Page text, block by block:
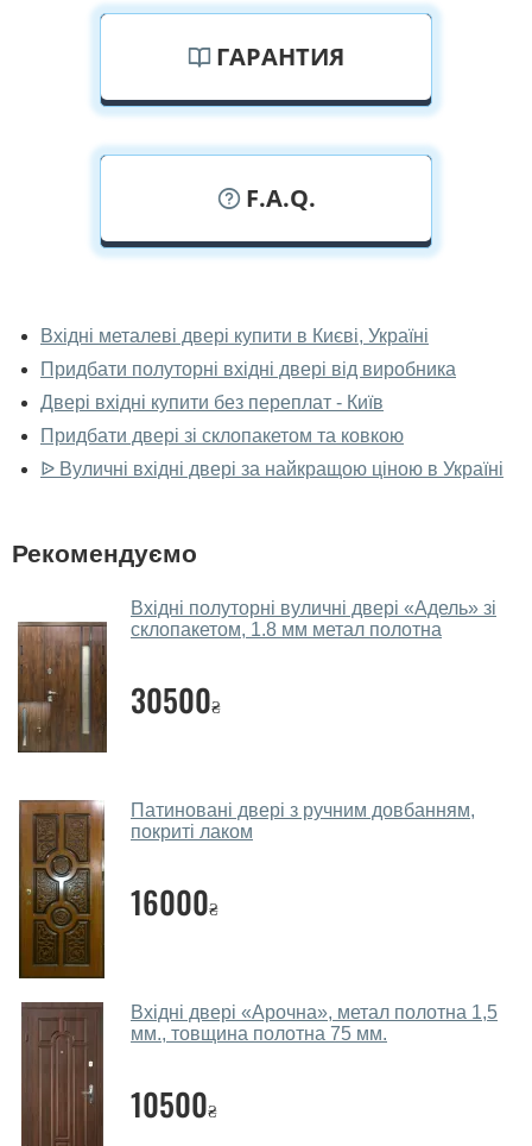
ГАРАНТИЯ
F.A.Q.
наживо?
Так, можна подивитися двері вхідні у нашому
фірмовому салоні-магазині.
У вас великий магазин?
Чи допомагаєте ви вибрати двері
вхідні?
Так. Ми консультуємо покупцівпо телефону, через
месенджери, онлайн-чат або безпосередньо в нашому
салоні-магазині.
параметрів, бюджету та інших факторів. Підбір
вхідних дверей проводиться індивідуально для
кожного відвідувача.
Заміри дверей робите?
Так, робимо. Наші фахівці можуть зробити замір та
собою каталоги кольорів та візерунків. Після виміру та
консультації Ви можете оформити заявку, не
відвідуючи наш офіс.
Скільки коштує викликати замірника?
Вхідні металеві двері купити в Києві, Україні
Придбати полуторні вхідні двері від виробника
Двері вхідні купити без переплат - Київ
Придбати двері зі склопакетом та ковкою
ᐉ Вуличні вхідні двері за найкращою ціною в Україні
Рекомендуємо
Вхідні полуторні вуличні двері «Адель» зі
склопакетом, 1.8 мм метал полотна
30500₴
Патиновані двері з ручним довбанням,
покриті лаком
16000₴
Вхідні двері «Арочна», метал полотна 1,5
мм., товщина полотна 75 мм.
10500₴